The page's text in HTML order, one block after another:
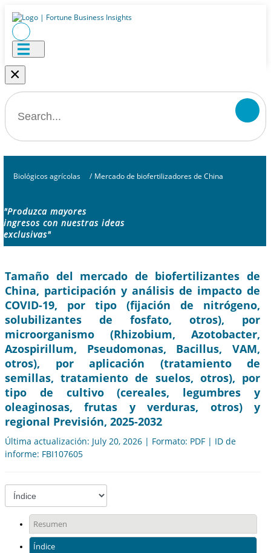
×
Biológicos agrícolas / Mercado de biofertilizadores de China
"Produzca mayores
ingresos con nuestras ideas
exclusivas"
Tamaño del mercado de biofertilizantes de
China, participación y análisis de impacto de
COVID-19, por tipo (fijación de nitrógeno,
solubilizantes de fosfato, otros), por
microorganismo (Rhizobium, Azotobacter,
Azospirillum, Pseudomonas, Bacillus, VAM,
otros), por aplicación (tratamiento de
semillas, tratamiento de suelos, otros), por
tipo de cultivo (cereales, legumbres y
oleaginosas, frutas y verduras, otros) y
regional Previsión, 2025-2032
Última actualización: July 20, 2026 | Formato: PDF | ID de
informe: FBI107605
Resumen
Índice